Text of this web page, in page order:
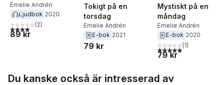
Emelie Andrén
Ljudbok 2020
4,0utav 5 stjärnor. Totalt antal röster:
(2)
89 kr
Tokigt på en
torsdag
Emelie Andrén
E-bok 2021
79 kr
Mystiskt på en
måndag
Emelie Andrén
E-bok 2020
5,0utav 5 stjärnor.
(1)
79 kr
Du kanske också är intresserad av